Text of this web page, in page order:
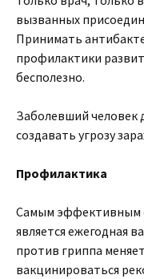
вызванных
Принимать
профилактики
бесполезно.
Заболевший человек
создавать угрозу
Профилактика
Самым эффективным
является ежегодная
против гриппа
вакцинироваться